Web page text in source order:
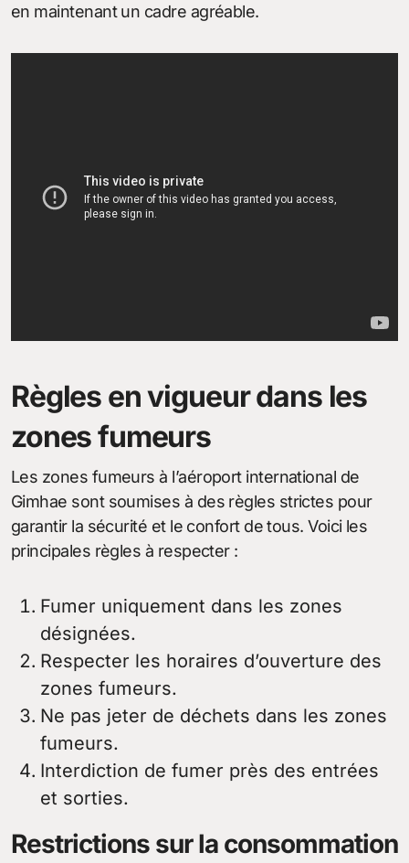
en maintenant un cadre agréable.
Règles en vigueur dans les
zones fumeurs
Les zones fumeurs à l’aéroport international de
Gimhae sont soumises à des règles strictes pour
garantir la sécurité et le confort de tous. Voici les
principales règles à respecter :
Fumer uniquement dans les zones
désignées.
Respecter les horaires d’ouverture des
zones fumeurs.
Ne pas jeter de déchets dans les zones
fumeurs.
Interdiction de fumer près des entrées
et sorties.
Restrictions sur la consommation